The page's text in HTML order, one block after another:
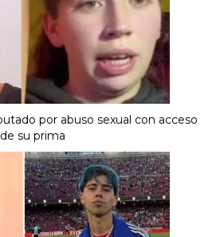
por abuso sexual con acceso
su prima